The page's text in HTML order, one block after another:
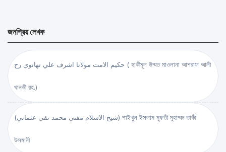
জনপ্রিয় লেখক
حكيم الامت مولانا اشرف علي تهانوي رح ( হাকীমুল উম্মত মাওলানা আশরাফ আলী
থানভী রহ.)
(شيخ الاسلام مفتي محمد تقي عثماني) শাইখুল ইসলাম মুফতী মুহাম্মদ তাকী
উসমানী